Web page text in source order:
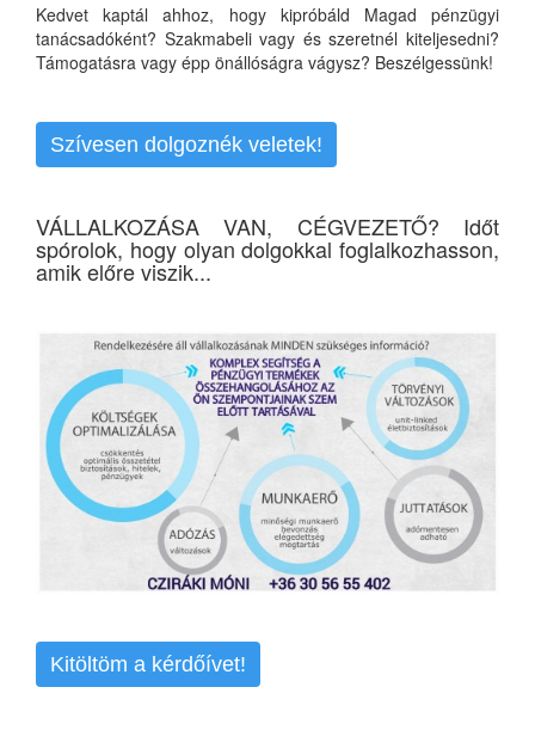
Kedvet kaptál ahhoz, hogy kipróbáld Magad pénzügyi
tanácsadóként? Szakmabeli vagy és szeretnél kiteljesedni?
Támogatásra vagy épp önállóságra vágysz? Beszélgessünk!
Szívesen dolgoznék veletek!
VÁLLALKOZÁSA VAN, CÉGVEZETŐ? Időt
spórolok, hogy olyan dolgokkal foglalkozhasson,
amik előre viszik...
Kitöltöm a kérdőívet!